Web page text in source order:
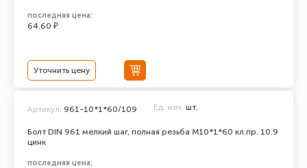
последняя цена:
64.60 ₽
Уточнить цену
Болт DIN 961 мелкий шаг, полная резьба M10*1*60 кл.пр. 10.9
цинк
Артикул: 961-10*1*60/109 Ед. изм. шт.
последняя цена: